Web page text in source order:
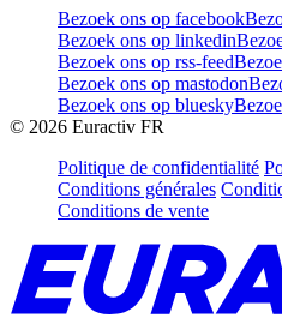
Bezoek ons op facebook
Bezoek ons op linkedin
Bezoek ons op rss-feed
Bezoek ons op mastodon
Bezoek ons op bluesky
© 2026 Euractiv FR
Politique de confidentialité
Conditions générales
Conditions de vente